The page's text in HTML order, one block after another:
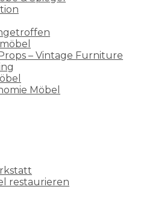
– Vintage Furniture
Möbel
restaurieren